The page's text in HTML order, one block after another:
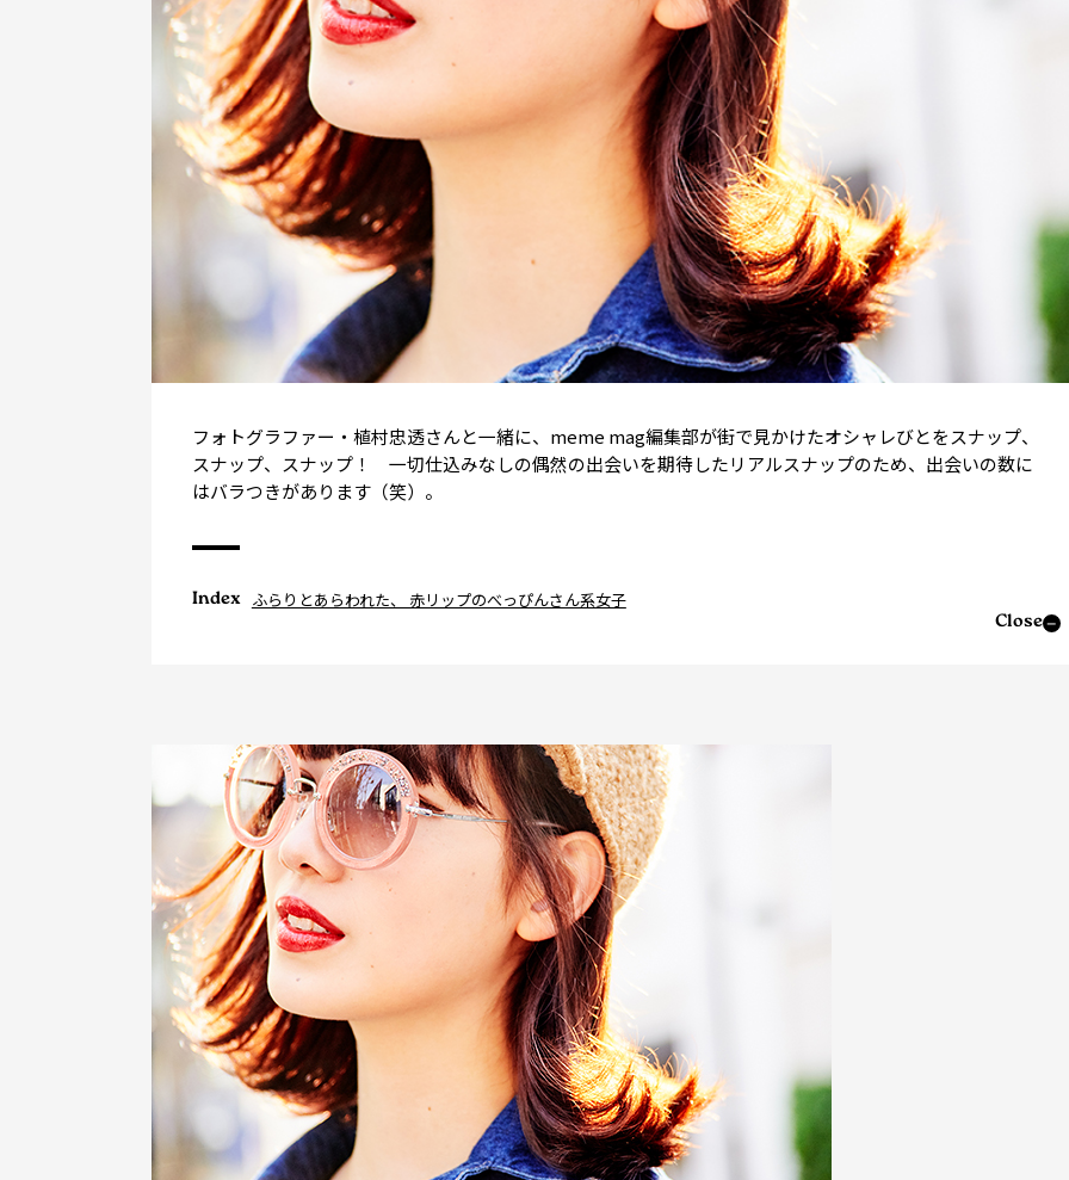
フォトグラファー・植村忠透さんと一緒に、meme mag編集部が街で見かけたオシャレびとをスナップ、
スナップ、スナップ！ 一切仕込みなしの偶然の出会いを期待したリアルスナップのため、出会いの数に
はバラつきがあります（笑）。
Index
Close
ふらりとあらわれた、 赤リップのべっぴんさん系女子